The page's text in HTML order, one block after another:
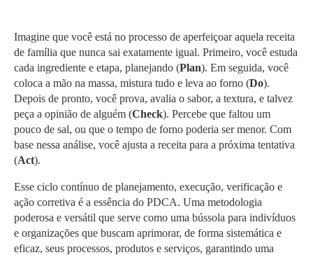
Imagine que você está no processo de aperfeiçoar aquela receita
de família que nunca sai exatamente igual. Primeiro, você estuda
cada ingrediente e etapa, planejando (Plan). Em seguida, você
coloca a mão na massa, mistura tudo e leva ao forno (Do).
Depois de pronto, você prova, avalia o sabor, a textura, e talvez
peça a opinião de alguém (Check). Percebe que faltou um
pouco de sal, ou que o tempo de forno poderia ser menor. Com
base nessa análise, você ajusta a receita para a próxima tentativa
(Act).
Esse ciclo contínuo de planejamento, execução, verificação e
ação corretiva é a essência do PDCA. Uma metodologia
poderosa e versátil que serve como uma bússola para indivíduos
e organizações que buscam aprimorar, de forma sistemática e
eficaz, seus processos, produtos e serviços, garantindo uma